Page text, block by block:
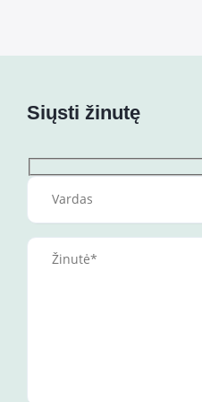
Siųsti žinutę